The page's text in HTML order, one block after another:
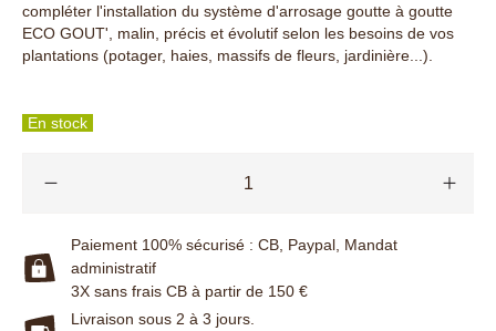
compléter l'installation du système d'arrosage goutte à goutte
ECO GOUT', malin, précis et évolutif selon les besoins de vos
plantations (potager, haies, massifs de fleurs, jardinière...).
En stock
Paiement 100% sécurisé : CB, Paypal, Mandat
administratif
3X sans frais CB à partir de 150 €
Livraison sous 2 à 3 jours.